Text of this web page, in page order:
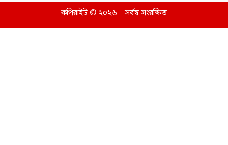
কপিরাইট © ২০২৬ । সর্বস্ব সংরক্ষিত